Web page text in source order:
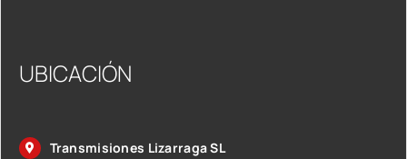
UBICACIÓN
Transmisiones Lizarraga SL